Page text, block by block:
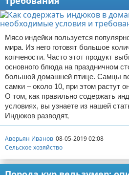
Мясо индейки пользуется
мира. Из него готовят большое
копчености. Часто этот продукт
основного блюда на праздничном
большой домашней птице. Самцы
самки – около 10, при этом растут
О том, как правильно содержать
условиях, вы узнаете из нашей
Индюков разводят,
Аверьян Иванов 08-05-2019 02:08
Сельское хозяйство